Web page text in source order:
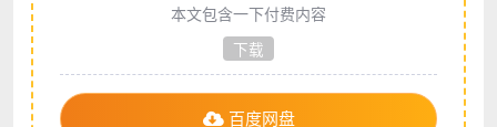
本文包含一下付费内容
下载
百度网盘